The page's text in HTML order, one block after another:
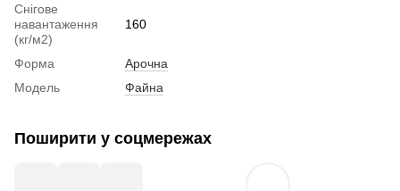
Снігове
навантаження
(кг/м2)
160
Форма
Арочна
Модель
Файна
Поширити у соцмережах